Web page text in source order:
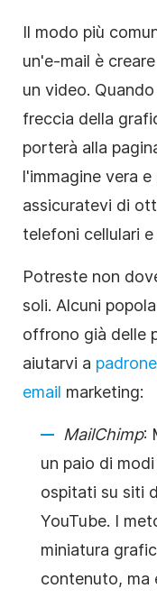
Il modo più
un'e-mail è
un video.
freccia della
porterà alla
l'immagine vera
assicuratevi di
telefoni cellulari
Potreste non
soli. Alcuni
offrono già delle
aiutarvi a
email marketing:
MailChimp:
un paio di
ospitati su siti
YouTube. I
miniatura
contenuto, ma